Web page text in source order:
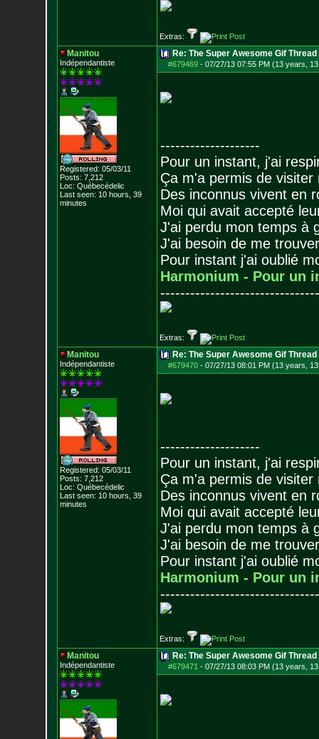
Extras:
Manitou
Indépendantiste
Registered: 05/03/11
Posts: 7,212
Loc: Québecédelic
Last seen: 10 hours, 39
minutes
Re: The Super Awesome Gif Thread
#679469- 07/27/13 07:55 PM (13 years,
--------------------
Pour un instant, j'ai
Ça m'a permis de visiter
Des inconnus vivent en
Moi qui avait accepté
J'ai perdu mon temps à
J'ai besoin de me
Pour instant j'ai oublié
Harmonium - Pour un
--------------------------------
Extras:
Manitou
Indépendantiste
Registered: 05/03/11
Posts: 7,212
Loc: Québecédelic
Last seen: 10 hours, 39
minutes
Re: The Super Awesome Gif Thread
#679470- 07/27/13 08:01 PM (13 years,
--------------------
Pour un instant, j'ai
Ça m'a permis de visiter
Des inconnus vivent en
Moi qui avait accepté
J'ai perdu mon temps à
J'ai besoin de me
Pour instant j'ai oublié
Harmonium - Pour un
--------------------------------
Extras:
Manitou
Indépendantiste
Re: The Super Awesome Gif Thread
#679471 - 07/27/13 08:03 PM (13 years,